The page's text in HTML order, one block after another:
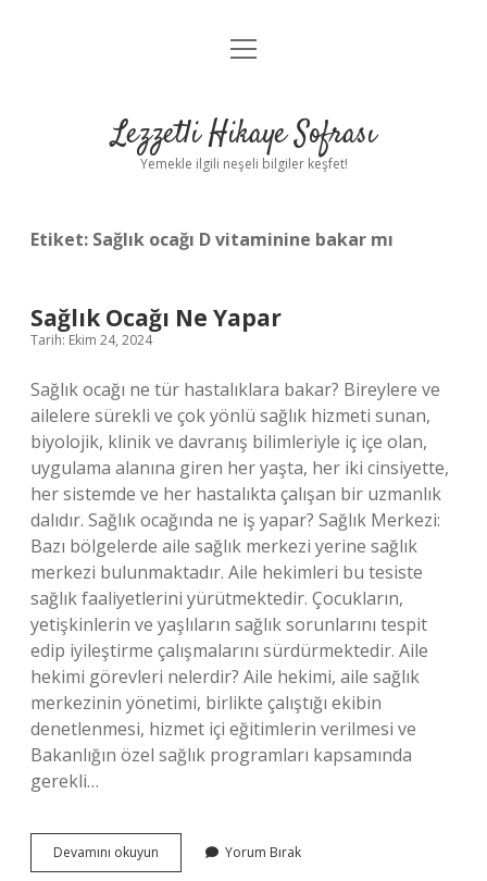
Anasayfa
Yasal Uyarı
menüyü
Lezzetli Hikaye Sofrası
Yemekle ilgili neşeli bilgiler keşfet!
Etiket: Sağlık ocağı D vitaminine bakar mı
Sağlık Ocağı Ne Yapar
Tarih: Ekim 24, 2024
Sağlık ocağı ne tür hastalıklara bakar? Bireylere ve
ailelere sürekli ve çok yönlü sağlık hizmeti sunan,
biyolojik, klinik ve davranış bilimleriyle iç içe olan,
uygulama alanına giren her yaşta, her iki cinsiyette,
her sistemde ve her hastalıkta çalışan bir uzmanlık
dalıdır. Sağlık ocağında ne iş yapar? Sağlık Merkezi:
Bazı bölgelerde aile sağlık merkezi yerine sağlık
merkezi bulunmaktadır. Aile hekimleri bu tesiste
sağlık faaliyetlerini yürütmektedir. Çocukların,
yetişkinlerin ve yaşlıların sağlık sorunlarını tespit
edip iyileştirme çalışmalarını sürdürmektedir. Aile
hekimi görevleri nelerdir? Aile hekimi, aile sağlık
merkezinin yönetimi, birlikte çalıştığı ekibin
denetlenmesi, hizmet içi eğitimlerin verilmesi ve
Bakanlığın özel sağlık programları kapsamında
gerekli…
Devamını okuyun
Ocağı
Yorum Bırak